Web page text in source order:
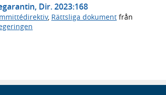
Dir. 2023:168
, Rättsliga dokument från